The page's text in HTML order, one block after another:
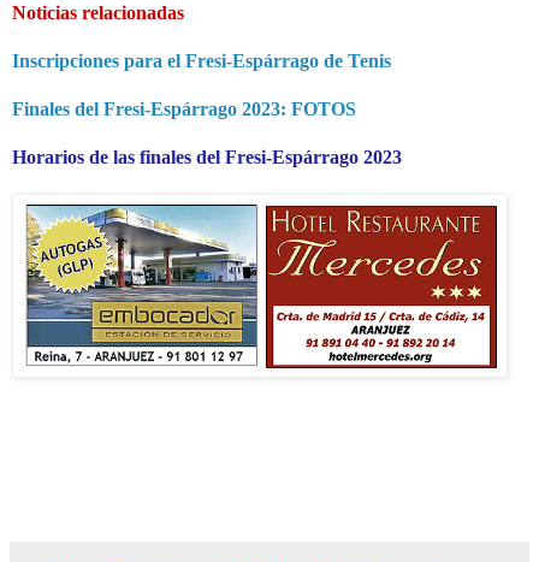
Noticias relacionadas
Inscripciones para el Fresi-Espárrago de Tenis
Finales del Fresi-Espárrago 2023: FOTOS
Horarios de las finales del Fresi-Espárrago 2023